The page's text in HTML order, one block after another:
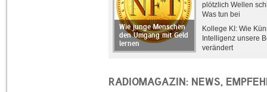
Wie junge Menschen
den Umgang mit Geld
lernen
plötzlich Wellen
Was tun bei
Kollege KI: Wie
Intelligenz unsere
verändert
RADIOMAGAZIN: NEWS,